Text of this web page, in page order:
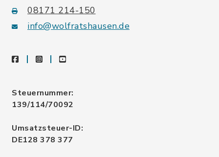
08171 214-150
info@wolfratshausen.de
facebookinstagramyoutube
Steuernummer:
139/114/70092
Umsatzsteuer-ID:
DE128 378 377